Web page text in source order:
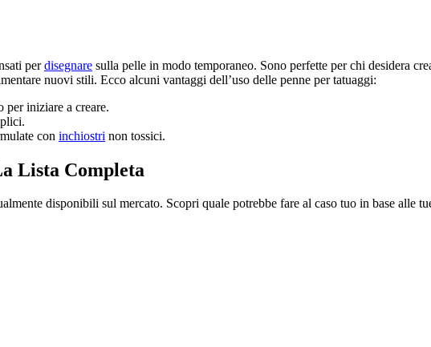
perdisegnare sulla pelle in modo temporaneo. Sono perfette per chi desidera
nuovi stili. Ecco alcuni vantaggi dell’uso delle penne per tatuaggi:
per iniziare a creare.
con inchiostri non tossici.
Lista Completa
disponibili sul mercato. Scopri quale potrebbe fare al caso tuo in base alle